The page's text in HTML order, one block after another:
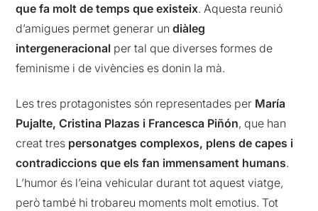
que fa molt de temps que existeix. Aquesta reunió
d’amigues permet generar un diàleg
intergeneracional per tal que diverses formes de
feminisme i de vivències es donin la mà.
Les tres protagonistes són representades per María
Pujalte, Cristina Plazas i Francesca Piñón, que han
creat tres personatges complexos, plens de capes i
contradiccions que els fan immensament humans.
L’humor és l’eina vehicular durant tot aquest viatge,
però també hi trobareu moments molt emotius. Tot